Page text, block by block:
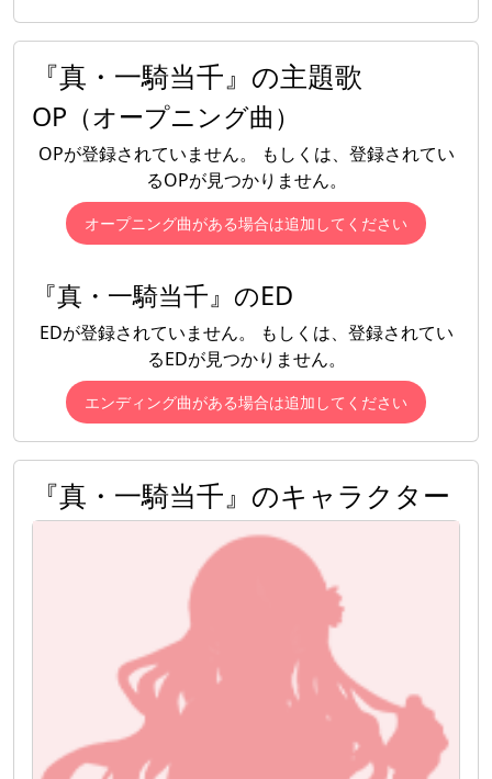
『真・一騎当千』の主題歌
OP（オープニング曲）
OPが登録されていません。 もしくは、登録されてい
るOPが見つかりません。
オープニング曲がある場合は追加してください
『真・一騎当千』のED
EDが登録されていません。 もしくは、登録されてい
るEDが見つかりません。
エンディング曲がある場合は追加してください
『真・一騎当千』のキャラクター